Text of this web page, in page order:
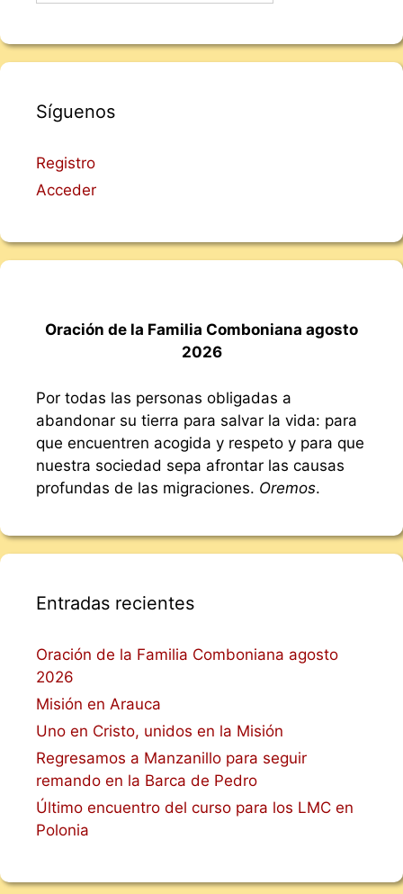
Síguenos
Registro
Acceder
Oración de la Familia Comboniana agosto
2026
Por todas las personas obligadas a
abandonar su tierra para salvar la vida: para
que encuentren acogida y respeto y para que
nuestra sociedad sepa afrontar las causas
profundas de las migraciones. Oremos.
Entradas recientes
Oración de la Familia Comboniana agosto
2026
Misión en Arauca
Uno en Cristo, unidos en la Misión
Regresamos a Manzanillo para seguir
remando en la Barca de Pedro
Último encuentro del curso para los LMC en
Polonia